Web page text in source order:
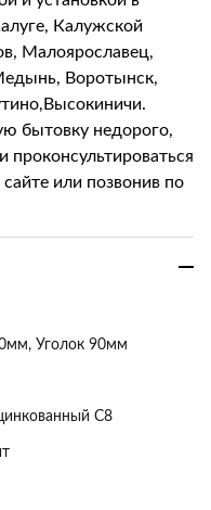
Калужской
Малоярославец,
Воротынск,
бытовку недорого,
или позвонив по
Уголок 90мм
С8